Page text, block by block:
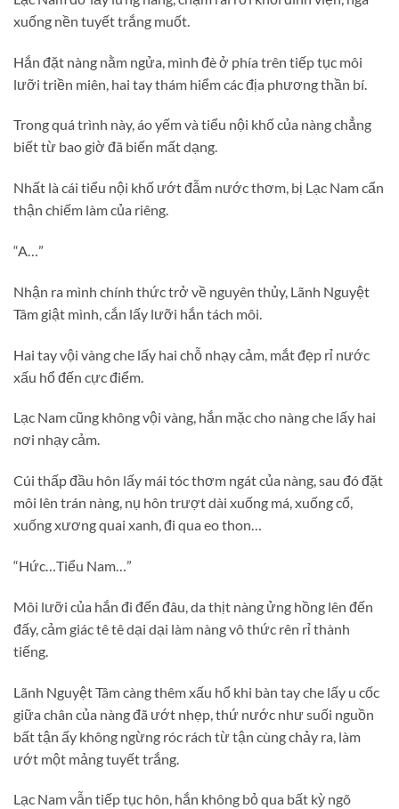
xuống nền tuyết trắng muốt.
Hắn đặt nàng nằm ngửa, mình đè ở phía trên tiếp tục môi
lưỡi triền miên, hai tay thám hiểm các địa phương thần bí.
Trong quá trình này, áo yếm và tiểu nội khố của nàng chẳng
biết từ bao giờ đã biến mất dạng.
Nhất là cái tiểu nội khố ướt đẫm nước thơm, bị Lạc Nam cẩn
thận chiếm làm của riêng.
“A…”
Nhận ra mình chính thức trở về nguyên thủy, Lãnh Nguyệt
Tâm giật mình, cắn lấy lưỡi hắn tách môi.
Hai tay vội vàng che lấy hai chỗ nhạy cảm, mắt đẹp rỉ nước
xấu hổ đến cực điểm.
Lạc Nam cũng không vội vàng, hắn mặc cho nàng che lấy hai
nơi nhạy cảm.
Cúi thấp đầu hôn lấy mái tóc thơm ngát của nàng, sau đó đặt
môi lên trán nàng, nụ hôn trượt dài xuống má, xuống cổ,
xuống xương quai xanh, đi qua eo thon…
“Hức…Tiểu Nam…”
Môi lưỡi của hắn đi đến đâu, da thịt nàng ửng hồng lên đến
đấy, cảm giác tê tê dại dại làm nàng vô thức rên rỉ thành
tiếng.
Lãnh Nguyệt Tâm càng thêm xấu hổ khi bàn tay che lấy u cốc
giữa chân của nàng đã ướt nhẹp, thứ nước như suối nguồn
bất tận ấy không ngừng róc rách từ tận cùng chảy ra, làm
ướt một mảng tuyết trắng.
Lạc Nam vẫn tiếp tục hôn, hắn không bỏ qua bất kỳ ngõ